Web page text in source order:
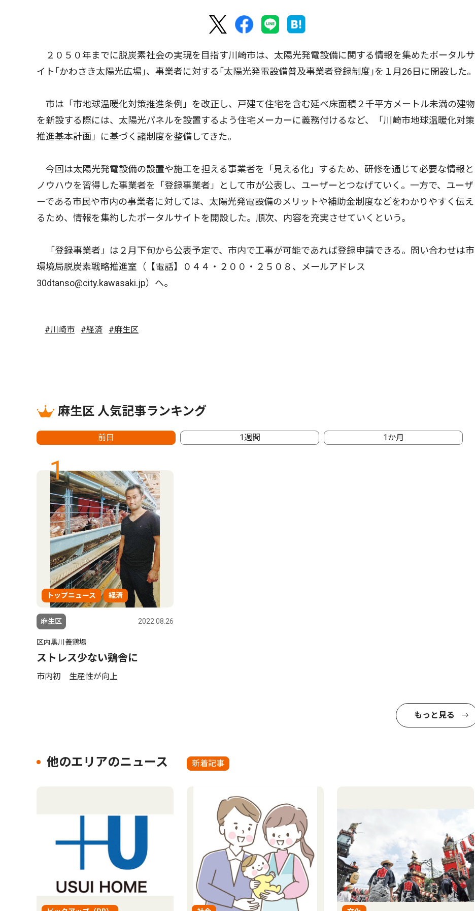
２０５０年までに脱炭素社会の実現を目指す川崎市は、太陽光発電設備に関する情報を集めたポータルサ
イト｢かわさき太陽光広場｣、事業者に対する｢太陽光発電設備普及事業者登録制度｣を１月26日に開設した。
市は「市地球温暖化対策推進条例」を改正し、戸建て住宅を含む延べ床面積２千平方メートル未満の建物
を新設する際には、太陽光パネルを設置するよう住宅メーカーに義務付けるなど、「川崎市地球温暖化対策
推進基本計画」に基づく諸制度を整備してきた。
今回は太陽光発電設備の設置や施工を担える事業者を「見える化」するため、研修を通じて必要な情報と
ノウハウを習得した事業者を「登録事業者」として市が公表し、ユーザーとつなげていく。一方で、ユーザ
ーである市民や市内の事業者に対しては、太陽光発電設備のメリットや補助金制度などをわかりやすく伝え
るため、情報を集約したポータルサイトを開設した。順次、内容を充実させていくという。
「登録事業者」は２月下旬から公表予定で、市内で工事が可能であれば登録申請できる。問い合わせは市
環境局脱炭素戦略推進室（【電話】０４４・２００・２５０８、メールアドレス
30dtanso@city.kawasaki.jp）へ。
#川崎市 #経済 #麻生区
麻生区 人気記事ランキング
前日 1週間 1か月
1
トップニュース 経済
麻生区 2022.08.26
区内黒川養鶏場
ストレス少ない鶏舎に
市内初 生産性が向上
もっと見る
他のエリアのニュース 新着記事